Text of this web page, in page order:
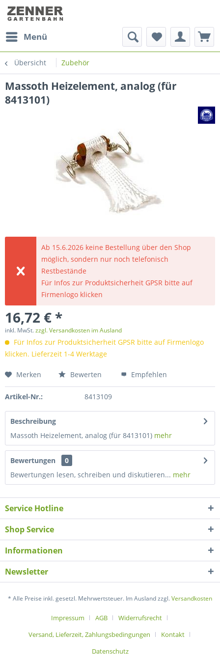
Menü
Übersicht Zubehör
Massoth Heizelement, analog (für
8413101)
Ab 15.6.2026 keine Bestellung über den Shop
möglich, sondern nur noch telefonisch
Restbestände
Für Infos zur Produktsicherheit GPSR bitte auf
Firmenlogo klicken
16,72 € *
inkl. MwSt.zzgl. Versandkosten im Ausland
Für Infos zur Produktsicherheit GPSR bitte auf Firmenlogo
klicken. Lieferzeit 1-4 Werktage
Merken Bewerten Empfehlen
Artikel-Nr.: 8413109
Beschreibung
Massoth Heizelement, analog (für 8413101) mehr
Bewertungen
0
Bewertungen lesen, schreiben und diskutieren... mehr
Service Hotline
Shop Service
Informationen
Newsletter
* Alle Preise inkl. gesetzl. Mehrwertsteuer. Im Ausland zzgl.Versandkosten
Impressum AGB
Widerrufsrecht
Versand, Lieferzeit, Zahlungsbedingungen
Kontakt
Datenschutz